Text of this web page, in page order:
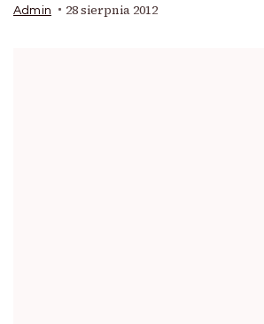
Admin 28 sierpnia 2012